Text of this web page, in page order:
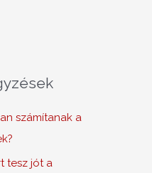
számítanak a
tesz jót a